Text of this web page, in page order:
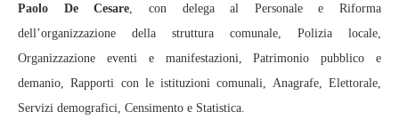
Paolo De Cesare , con delega al Personale e Riforma
dell’organizzazione della struttura comunale, Polizia locale,
Organizzazione eventi e manifestazioni, Patrimonio pubblico e
demanio, Rapporti con le istituzioni comunali, Anagrafe, Elettorale,
Servizi demografici, Censimento e Statistica.